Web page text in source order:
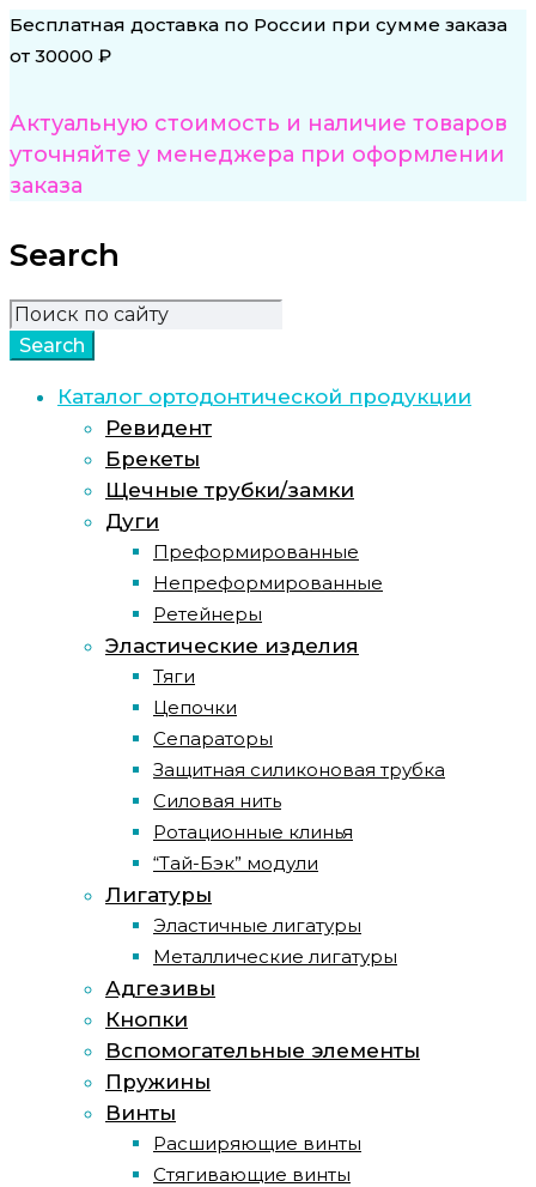
Бесплатная доставка по России при сумме заказа
от 30000 ₽
Актуальную стоимость и наличие товаров
уточняйте у менеджера при оформлении
заказа
Search
Каталог ортодонтической продукции
Ревидент
Брекеты
Щечные трубки/замки
Дуги
Преформированные
Непреформированные
Ретейнеры
Эластические изделия
Тяги
Цепочки
Сепараторы
Защитная силиконовая трубка
Силовая нить
Ротационные клинья
“Тай-Бэк” модули
Лигатуры
Эластичные лигатуры
Металлические лигатуры
Адгезивы
Кнопки
Вспомогательные элементы
Пружины
Винты
Расширяющие винты
Стягивающие винты